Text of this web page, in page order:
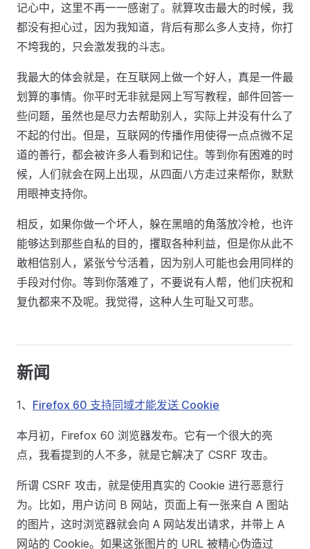
记心中，这里不再一一感谢了。就算攻击最大的时候，我
都没有担心过，因为我知道，背后有那么多人支持，你打
不垮我的，只会激发我的斗志。
我最大的体会就是，在互联网上做一个好人，真是一件最
划算的事情。你平时无非就是网上写写教程，邮件回答一
些问题，虽然也是尽力去帮助别人，实际上并没有什么了
不起的付出。但是，互联网的传播作用使得一点点微不足
道的善行，都会被许多人看到和记住。等到你有困难的时
候，人们就会在网上出现，从四面八方走过来帮你，默默
用眼神支持你。
相反，如果你做一个坏人，躲在黑暗的角落放冷枪，也许
能够达到那些自私的目的，攫取各种利益，但是你从此不
敢相信别人，紧张兮兮活着，因为别人可能也会用同样的
手段对付你。等到你落难了，不要说有人帮，他们庆祝和
复仇都来不及呢。我觉得，这种人生可耻又可悲。
新闻
1、 Firefox 60 支持同域才能发送 Cookie
本月初，Firefox 60 浏览器发布。它有一个很大的亮
点，我看提到的人不多，就是它解决了 CSRF 攻击。
所谓 CSRF 攻击，就是使用真实的 Cookie 进行恶意行
为。比如，用户访问 B 网站，页面上有一张来自 A 图站
的图片，这时浏览器就会向 A 网站发出请求，并带上 A
网站的 Cookie。如果这张图片的 URL 被精心伪造过